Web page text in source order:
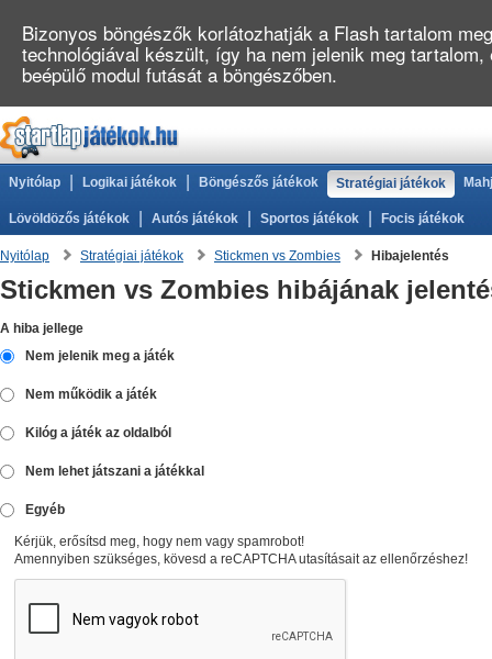
Nyitólap Logikai játékok Böngészős játékok Stratégiai játékok
Lövöldözős játékok Autós játékok Sportos játékok Focis játékok
Nyitólap Stratégiai játékok Stickmen vs Zombies Hibajelentés
Stickmen vs Zombies hibájának
A hiba jellege
Nem jelenik meg a játék
Nem működik a játék
Kilóg a játék az oldalból
Nem lehet játszani a játékkal
Egyéb
Kérjük, erősítsd meg, hogy nem vagy spamrobot!
Amennyiben szükséges, kövesd a reCAPTCHA utasításait az ellenőrzéshez!
Bizonyos böngészők korlátozhatják a Flash tartalom
technológiával készült, így ha nem jelenik meg
beépülő modul futását a böngészőben.